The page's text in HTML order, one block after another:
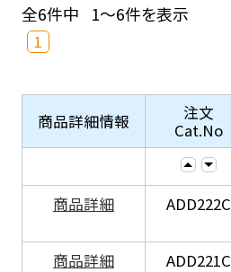
全6件中 1～6件を表示
1
商品詳細情報
注文
Cat.No
商品詳細 ADD222C
商品詳細
ADD221C